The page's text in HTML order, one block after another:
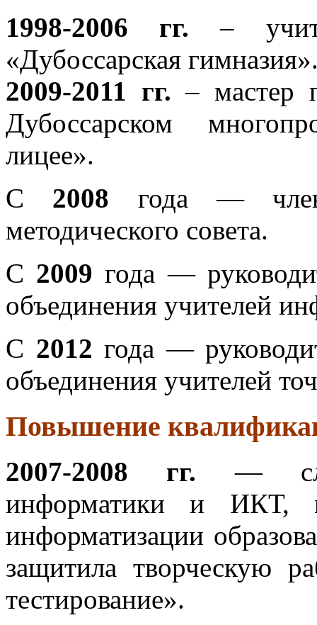
1998-2006 гг. –
«Дубоссарская
2009-2011 гг. – мастер
Дубоссарском
лицее».
С 2008 года — член
методического совета.
С 2009 года —
объединения учителей
С 2012 года —
объединения учителей
Повышение
2007-2008 гг. —
информатики и ИКТ,
информатизации
защитила творческую
тестирование».